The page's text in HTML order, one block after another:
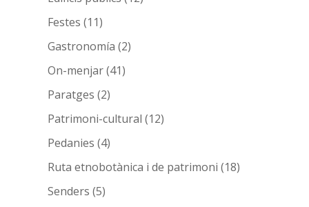
Festes (11)
Gastronomía (2)
On-menjar(41)
Paratges (2)
Patrimoni-cultural (12)
Pedanies (4)
Ruta etnobotànica i de patrimoni (18)
Senders (5)